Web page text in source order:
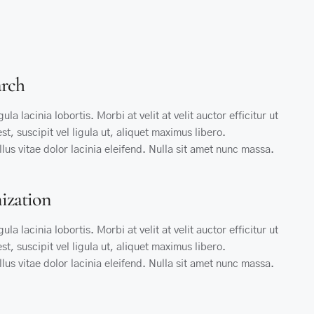
lacinia lobortis. Morbi at velit at velit auctor efficitur ut
suscipit vel ligula ut, aliquet maximus libero.
vitae dolor lacinia eleifend. Nulla sit amet nunc massa.
lacinia lobortis. Morbi at velit at velit auctor efficitur ut
suscipit vel ligula ut, aliquet maximus libero.
vitae dolor lacinia eleifend. Nulla sit amet nunc massa.